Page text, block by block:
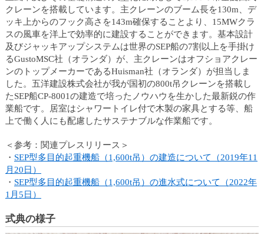
ニ
ー
へ
移
動
し
ま
す
共
メ
ュ
ー
クレーンを搭載しています。主クレーンのブーム長を130m、デ
ッキ上からのフック高さを143m確保することより、15MWクラ
スの風車を洋上で効率的に建設することができます。基本設計
及びジャッキアップシステムは世界のSEP船の7割以上を手掛け
るGustoMSC社（オランダ）が、主クレーンはオフショアクレー
ンのトップメーカーであるHuisman社（オランダ）が担当しま
した。五洋建設株式会社が我が国初の800t吊クレーンを搭載し
たSEP船CP-8001の建造で培ったノウハウを生かした最新鋭の作
業船です。居室はシャワートイレ付で木製の家具とする等、船
上で働く人にも配慮したサステナブルな作業船です。
＜参考：関連プレスリリース＞
・ SEP型多目的起重機船（1,600t吊）の建造について（2019年11
月20日）
・ SEP型多目的起重機船（1,600t吊）の進水式について（2022年
1月5日）
式典の様子